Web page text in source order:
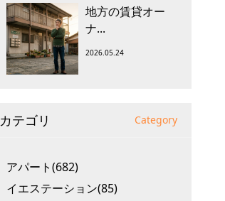
地方の賃貸オー
ナ...
2026.05.24
カテゴリ Category
アパート(682)
イエステーション(85)